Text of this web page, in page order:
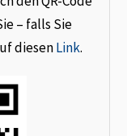
– falls Sie
diesenLink.